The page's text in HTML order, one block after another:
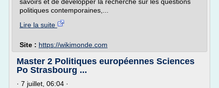
politiques contemporaines,...
Lire la suite
Site : https://wikimonde.com
Master 2 Politiques européennes Sciences
Po Strasbourg ...
· 7 juillet, 06:04 ·